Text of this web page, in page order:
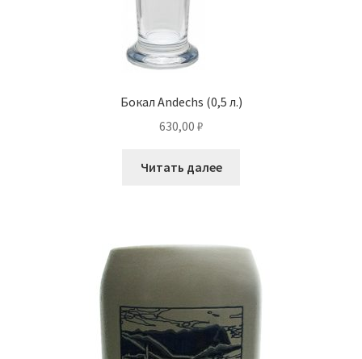
Бокал Andechs (0,5 л.)
630,00 ₽
Читать далее